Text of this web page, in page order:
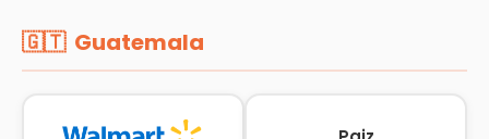
🇬🇹 Guatemala